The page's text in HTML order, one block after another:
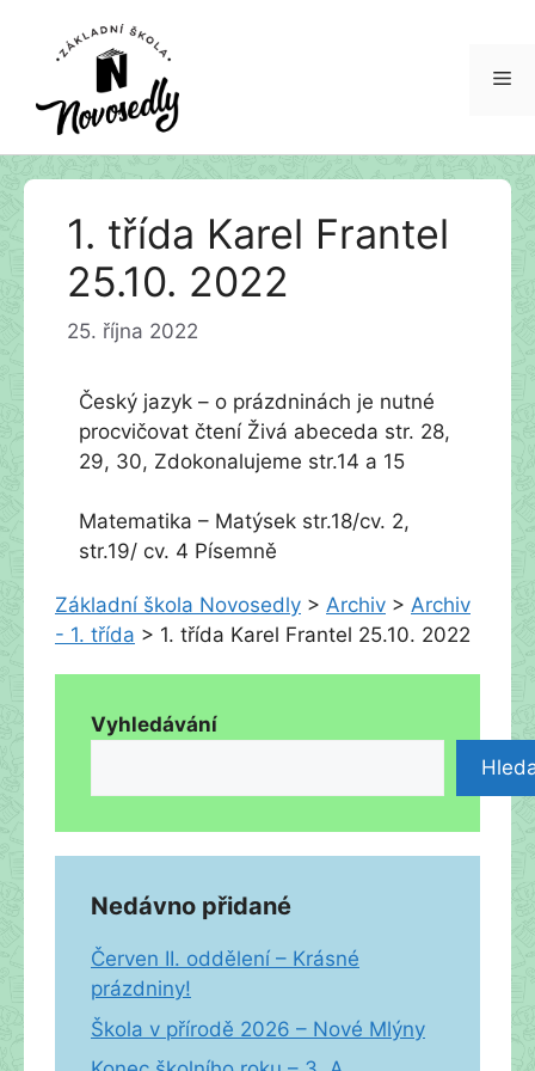
Přeskočit
1. třída Karel Frantel
25.10. 2022
25. října 2022
Český jazyk – o prázdninách je nutné
procvičovat čtení Živá abeceda str. 28,
29, 30, Zdokonalujeme str.14 a 15
Matematika – Matýsek str.18/cv. 2,
str.19/ cv. 4 Písemně
Základní škola Novosedly > Archiv > Archiv
- 1. třída > 1. třída Karel Frantel 25.10. 2022
Vyhledávání
Nedávno přidané
Červen II. oddělení – Krásné
prázdniny!
Škola v přírodě 2026 – Nové Mlýny